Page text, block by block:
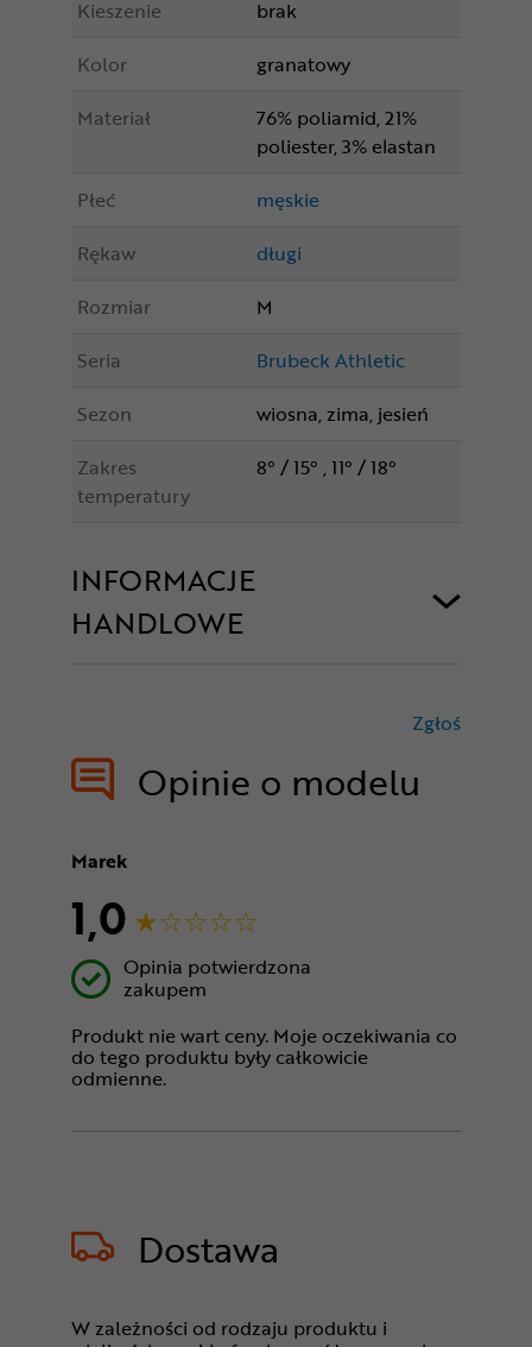
Kieszenie
brak
Kolor
granatowy
Materiał
76% poliamid, 21%
poliester, 3% elastan
Płeć
męskie
Rękaw
długi
Rozmiar
M
Seria
Brubeck Athletic
Sezon
wiosna, zima, jesień
Zakres
temperatury
8° / 15° , 11° / 18°
INFORMACJE
HANDLOWE
Opinie o modelu
Zgłoś
Marek
1,0
Opinia potwierdzona
zakupem
Produkt nie wart ceny. Moje oczekiwania co
do tego produktu były całkowicie
odmienne.
Dostawa
W zależności od rodzaju produktu i